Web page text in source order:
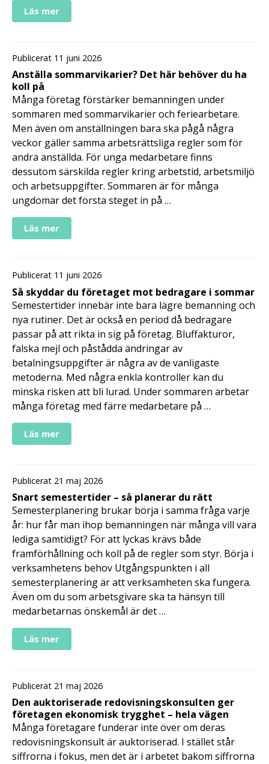
Läs mer
Publicerat 11 juni 2026
Anställa sommarvikarier? Det här behöver du ha
koll på
Många företag förstärker bemanningen under
sommaren med sommarvikarier och feriearbetare.
Men även om anställningen bara ska pågå några
veckor gäller samma arbetsrättsliga regler som för
andra anställda. För unga medarbetare finns
dessutom särskilda regler kring arbetstid, arbetsmiljö
och arbetsuppgifter. Sommaren är för många
ungdomar det första steget in på …
Läs mer
Publicerat 11 juni 2026
Så skyddar du företaget mot bedragare i sommar
Semestertider innebär inte bara lägre bemanning och
nya rutiner. Det är också en period då bedragare
passar på att rikta in sig på företag. Bluffakturor,
falska mejl och påstådda ändringar av
betalningsuppgifter är några av de vanligaste
metoderna. Med några enkla kontroller kan du
minska risken att bli lurad. Under sommaren arbetar
många företag med färre medarbetare på …
Läs mer
Publicerat 21 maj 2026
Snart semestertider – så planerar du rätt
Semesterplanering brukar börja i samma fråga varje
år: hur får man ihop bemanningen när många vill vara
lediga samtidigt? För att lyckas krävs både
framförhållning och koll på de regler som styr. Börja i
verksamhetens behov Utgångspunkten i all
semesterplanering är att verksamheten ska fungera.
Även om du som arbetsgivare ska ta hänsyn till
medarbetarnas önskemål är det …
Läs mer
Publicerat 21 maj 2026
Den auktoriserade redovisningskonsulten ger
företagen ekonomisk trygghet – hela vägen
Många företagare funderar inte över om deras
redovisningskonsult är auktoriserad. I stället står
siffrorna i fokus, men det är i arbetet bakom siffrorna